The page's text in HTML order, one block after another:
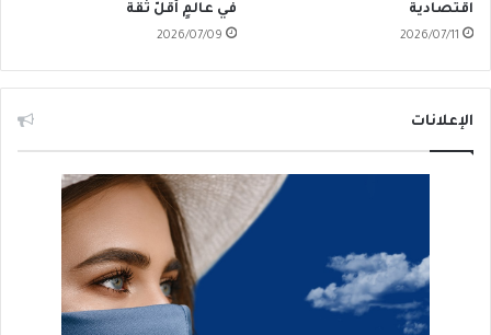
اقتصادية
2026/07/11
في عالمٍ أقلّ ثقة
2026/07/09
الإعلانات